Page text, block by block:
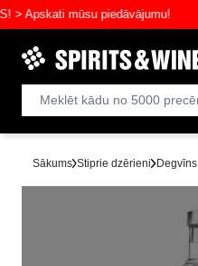
Apskati mūsu piedāvājumu!
Sākums Stiprie dzērieni Degvīns